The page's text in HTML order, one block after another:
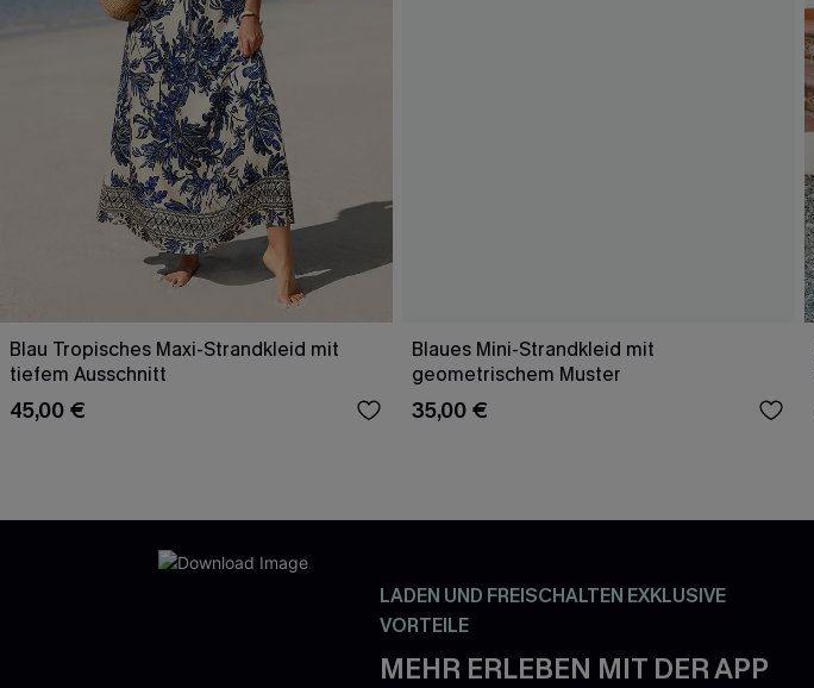
Blau Tropisches Maxi-Strandkleid mit
tiefem Ausschnitt
45,00 €
Blaues Mini-Strandkleid mit
geometrischem Muster
35,00 €
LADEN UND FREISCHALTEN EXKLUSIVE
VORTEILE
MEHR ERLEBEN MIT DER APP